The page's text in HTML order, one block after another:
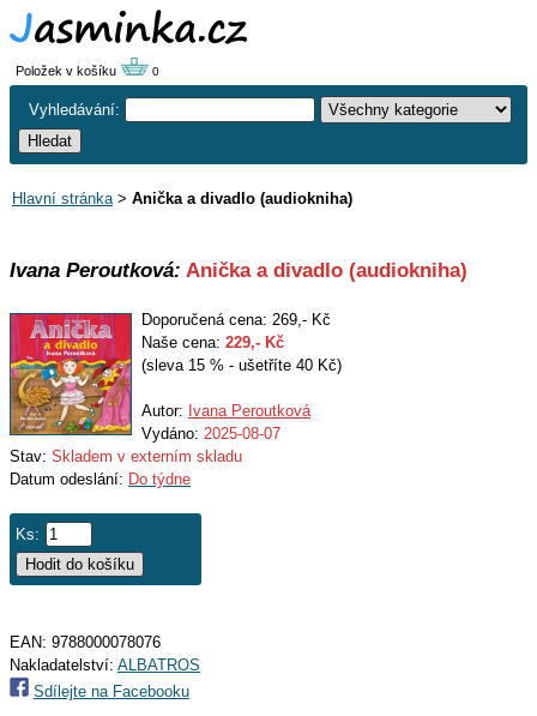
Položek v košíku 0
Vyhledávání:
Hlavní stránka> Anička a divadlo (audiokniha)
Ivana Peroutková: Anička a divadlo (audiokniha)
Doporučená cena: 269,- Kč
Naše cena: 229,- Kč
(sleva 15 % - ušetříte 40 Kč)
Autor: Ivana Peroutková
Vydáno: 2025-08-07
Stav: Skladem v externím skladu
Datum odeslání: Do týdne
Ks:
EAN: 9788000078076
Nakladatelství: ALBATROS
Sdílejte na Facebooku